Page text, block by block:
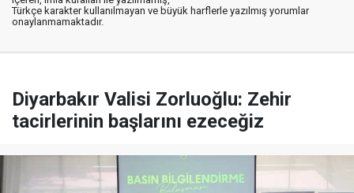
Türkçe karakter kullanılmayan ve büyük harflerle yazılmış yorumlar
onaylanmamaktadır.
Diyarbakır Valisi Zorluoğlu: Zehir
tacirlerinin başlarını ezeceğiz